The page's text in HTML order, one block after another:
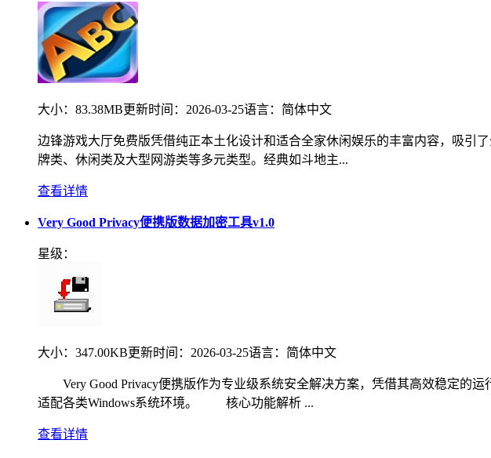
大小： 83.38MB更新时间： 2026-03-25语言： 简体中文
边锋游戏大厅免费版凭借纯正本土化设计和适合全家休闲娱乐的丰富内容，吸引
牌类、休闲类及大型网游类等多元类型。经典如斗地主...
查看详情
Very Good Privacy便携版数据加密工具v1.0
星级：
大小： 347.00KB更新时间： 2026-03-25语言： 简体中文
Very Good Privacy便携版作为专业级系统安全解决方案，凭借其高效稳定的
适配各类Windows系统环境。 核心功能解析 ...
查看详情